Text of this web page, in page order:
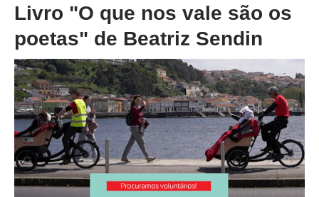
Livro "O que nos vale são os
poetas" de Beatriz Sendin